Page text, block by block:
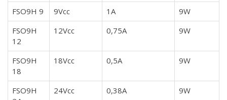
FSO9H 9
9Vcc 1A
9W
FSO9H
12
12Vcc 0,75A 9W
FSO9H
18
18Vcc 0,5A 9W
FSO9H
24Vcc 0,38A 9W